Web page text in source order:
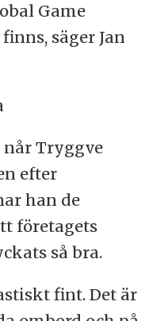
Game
säger Jan
Tryggve
efter
han de
företagets
så bra.
fint. Det är